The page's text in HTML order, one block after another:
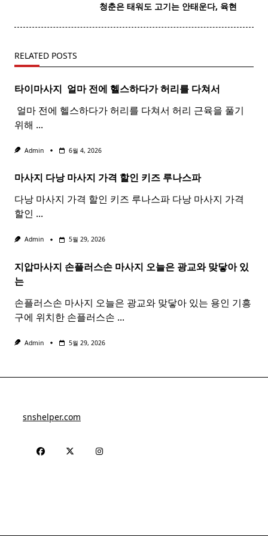
text">Page</span>
청춘은 태워도 고기는 안태운다, 육현 ​
RELATED POSTS
타이마사지 ​ 얼마 전에 헬스하다가 허리를 다쳐서
​ 얼마 전에 헬스하다가 허리를 다쳐서 허리 근육을 풀기
위해 ...
Admin 6월 4, 2026
마사지 다낭마사지 가격 할인 키즈 루나스파
다낭 마사지 가격 할인 키즈 루나스파 다낭 마사지 가격
할인 ...
Admin 5월 29, 2026
지압마사지 손플러스손 마사지 오늘은 광교와 맞닿아 있
는
손플러스손 마사지 오늘은 광교와 맞닿아 있는 용인 기흥
구에 위치한 손플러스손 ...
Admin 5월 29, 2026
snshelper.com